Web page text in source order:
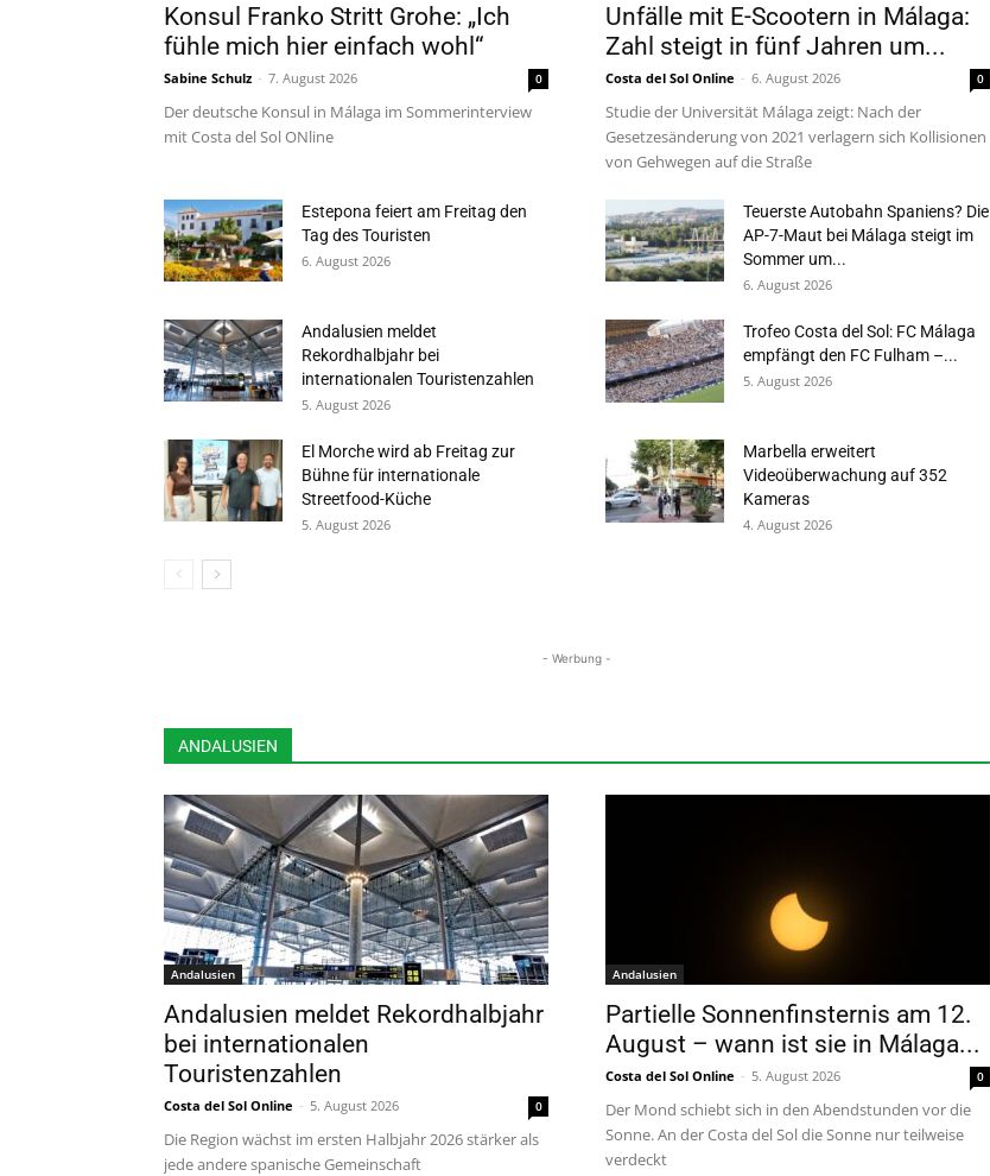
Konsul Franko Stritt Grohe: „Ich
fühle mich hier einfach wohl“
Sabine Schulz - 7. August 2026 0
Der deutsche Konsul in Málaga im Sommerinterview
mit Costa del Sol ONline
Unfälle mit E-Scootern in Málaga:
Zahl steigt in fünf Jahren um...
Costa del Sol Online - 6. August 2026 0
Studie der Universität Málaga zeigt: Nach der
Gesetzesänderung von 2021 verlagern sich Kollisionen
von Gehwegen auf die Straße
Estepona feiert am Freitag den
Tag des Touristen
6. August 2026
Teuerste Autobahn Spaniens? Die
AP-7-Maut bei Málaga steigt im
Sommer um...
6. August 2026
Andalusien meldet
Rekordhalbjahr bei
internationalen Touristenzahlen
5. August 2026
Trofeo Costa del Sol: FC Málaga
empfängt den FC Fulham –...
5. August 2026
El Morche wird ab Freitag zur
Bühne für internationale
Streetfood-Küche
5. August 2026
Marbella erweitert
Videoüberwachung auf 352
Kameras
4. August 2026
- Werbung -
ANDALUSIEN
Andalusien
Andalusien meldet Rekordhalbjahr
bei internationalen
Touristenzahlen
Costa del Sol Online - 5. August 2026 0
Die Region wächst im ersten Halbjahr 2026 stärker als
jede andere spanische Gemeinschaft
Andalusien
Partielle Sonnenfinsternis am 12.
August – wann ist sie in Málaga...
Costa del Sol Online - 5. August 2026 0
Der Mond schiebt sich in den Abendstunden vor die
Sonne. An der Costa del Sol die Sonne nur teilweise
verdeckt